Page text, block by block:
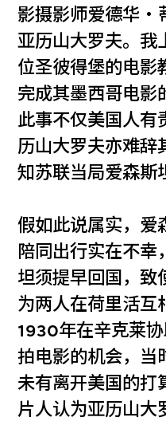
影摄影师爱德华‧
亚历山大罗夫。我
位圣彼得堡的电影
完成其墨西哥电影
此事不仅美国人有
历山大罗夫亦难辞
知苏联当局爱森斯
假如此说属实，爱
陪同出行实在不幸
坦须提早回国，致
为两人在荷里活互
1930年在辛克莱
拍电影的机会，当
未有离开美国的打
片人认为亚历山大